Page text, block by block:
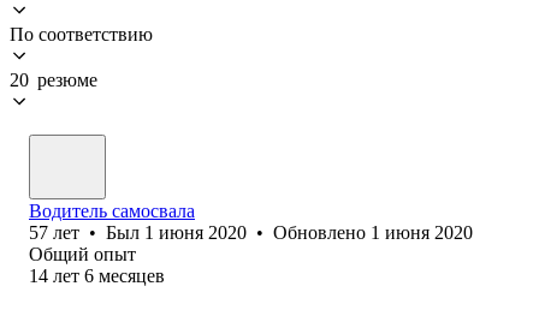
По соответствию
20 резюме
Водитель самосвала
57 лет • Был 1 июня 2020 • Обновлено 1 июня 2020
Общий опыт
14 лет 6 месяцев